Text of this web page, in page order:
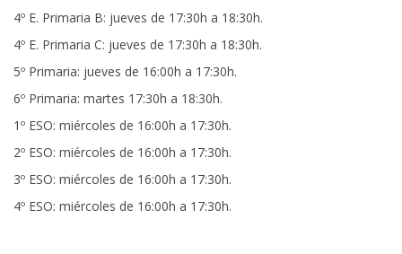
4º E. Primaria B: jueves de 17:30h a 18:30h.
4º E. Primaria C: jueves de 17:30h a 18:30h.
5º Primaria: jueves de 16:00h a 17:30h.
6º Primaria: martes 17:30h a 18:30h.
1º ESO: miércoles de 16:00h a 17:30h.
2º ESO: miércoles de 16:00h a 17:30h.
3º ESO: miércoles de 16:00h a 17:30h.
4º ESO: miércoles de 16:00h a 17:30h.